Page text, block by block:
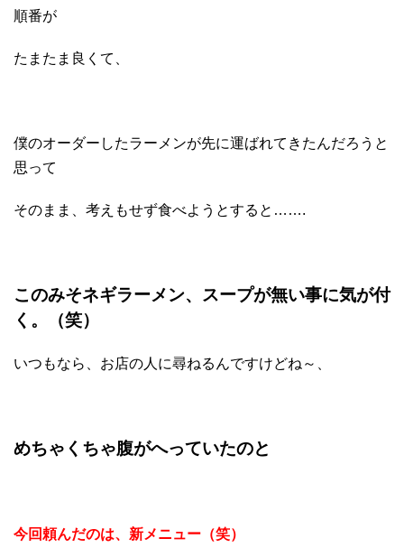
順番が
たまたま良くて、
僕のオーダーしたラーメンが先に運ばれてきたんだろうと
思って
そのまま、考えもせず食べようとすると…….
このみそネギラーメン、スープが無い事に気が付
く。（笑）
いつもなら、お店の人に尋ねるんですけどね～、
めちゃくちゃ腹がへっていたのと
今回頼んだのは、新メニュー（笑）